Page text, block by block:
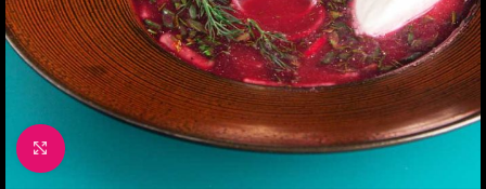
Click to enlarge